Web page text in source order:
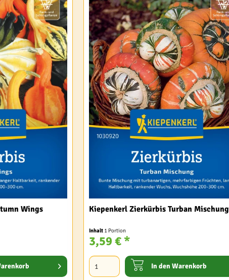
Wings
Kiepenkerl Zierkürbis Turban Mischung
Inhalt 1 Portion
3,59 € *
In den Warenkorb